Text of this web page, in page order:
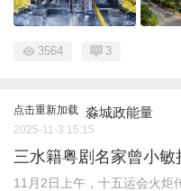
3564 3
点击重新加载 淼城政能量
2025-11-3 15:15
三水籍粤剧名家曾小
11月2日上午，十五运会火炬